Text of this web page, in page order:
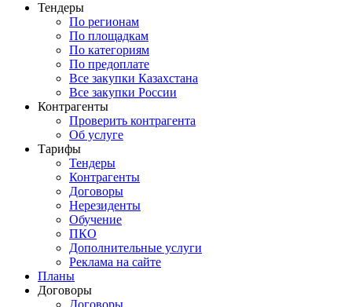
Тендеры
По регионам
По площадкам
По категориям
По предоплате
Все закупки Казахстана
Все закупки России
Контрагенты
Проверить контрагента
Об услуге
Тарифы
Тендеры
Контрагенты
Договоры
Нерезиденты
Обучение
ПКО
Дополнительные услуги
Реклама на сайте
Планы
Договоры